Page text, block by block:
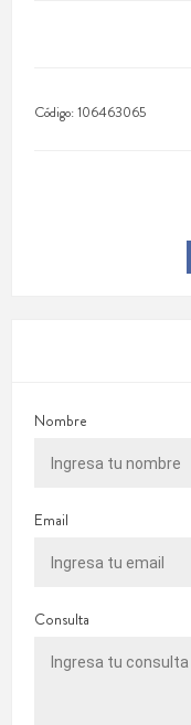
Código:106463065
Nombre
Email
Consulta